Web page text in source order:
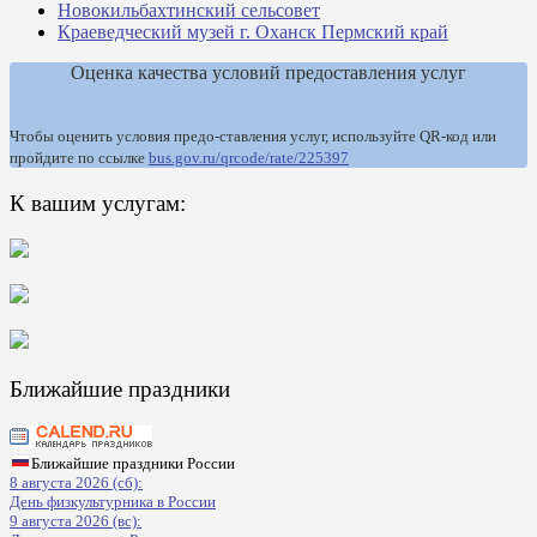
Новокильбахтинский сельсовет
Краеведческий музей г. Оханск Пермский край
Оценка качества условий предоставления услуг
Чтобы оценить условия предо-ставления услуг, используйте QR-код или
пройдите по ссылке bus.gov.ru/qrcode/rate/225397
К вашим услугам:
Ближайшие праздники
Ближайшие праздники России
8 августа 2026 (сб):
День физкультурника в России
9 августа 2026 (вс):